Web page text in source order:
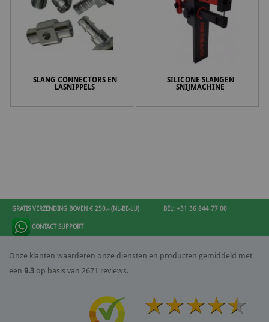
SLANG CONNECTORS EN
LASNIPPELS
SILICONE SLANGEN
SNIJMACHINE
GRATIS VERZENDING BOVEN € 250,- (NL-BE-LU) BEL: +31 36 844 77 00
CONTACT SUPPORT
Onze klanten waarderen onze diensten en producten gemiddeld met
een 9.3 op basis van 2671 reviews.